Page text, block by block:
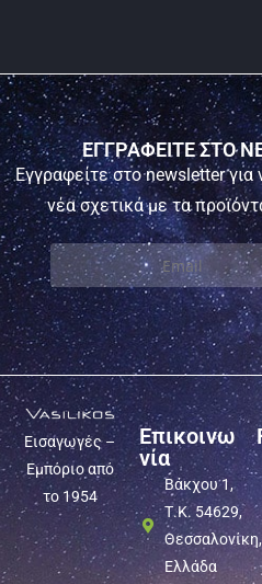
ΕΓΓΡΑΦΕΙΤΕ ΣΤΟ
Εγγραφείτε στο newsletter
νέα σχετικά με τα
Εισαγωγές –
Εμπόριο από
το 1954
Επικοινω
νία
Βάκχου 1,
Τ.Κ. 54629,
Θεσσαλονίκη,
Ελλάδα